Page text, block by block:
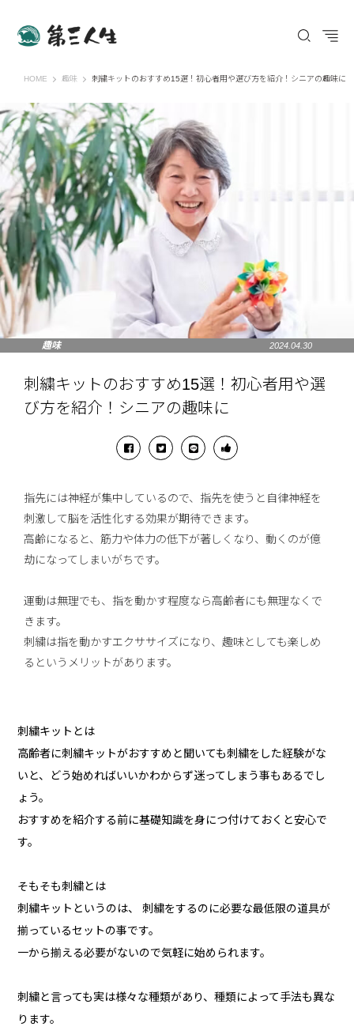
HOME 第三人生 〜寄り道の歩き方〜
趣味 刺繍キットのおすすめ15選！初心者用や選び方を紹介！シニアの趣味に
趣味 2024.04.30
刺繍キットのおすすめ15選！初心者用や選
び方を紹介！シニアの趣味に
指先には神経が集中しているので、指先を使うと自律神経を
刺激して脳を活性化する効果が期待できます。
高齢になると、筋力や体力の低下が著しくなり、動くのが億
劫になってしまいがちです。
運動は無理でも、指を動かす程度なら高齢者にも無理なくで
きます。
刺繍は指を動かすエクササイズになり、趣味としても楽しめ
るというメリットがあります。
刺繍キットとは
高齢者に刺繍キットがおすすめと聞いても刺繍をした経験がな
いと、どう始めればいいかわからず迷ってしまう事もあるでし
ょう。
おすすめを紹介する前に基礎知識を身につ付けておくと安心で
す。
そもそも刺繍とは
刺繍キットというのは、 刺繍をするのに必要な最低限の道具が
揃っているセットの事です。
一から揃える必要がないので気軽に始められます。
刺繍と言っても実は様々な種類があり、種類によって手法も異な
ります。